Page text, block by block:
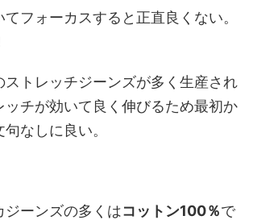
フォーカスすると正直良くない。
ストレッチジーンズが多く生産され
ッチが効いて良く伸びるため最初か
なしに良い。
ジーンズの多くはコットン100％で